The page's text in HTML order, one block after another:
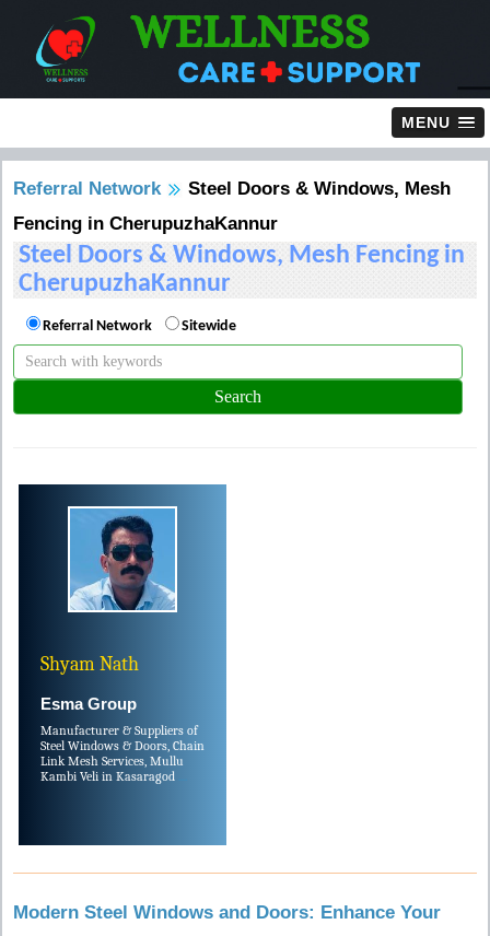
MENU
Referral Network
Steel Doors & Windows, Mesh
Fencing in CherupuzhaKannur
Steel Doors & Windows, Mesh Fencing in
CherupuzhaKannur
Referral Network Sitewide
Shyam Nath
Esma Group
Manufacturer & Suppliers of
Steel Windows & Doors, Chain
Link Mesh Services, Mullu
Kambi Veli in Kasaragod
Modern Steel Windows and Doors: Enhance Your